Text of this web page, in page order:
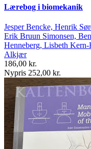
Lærebog i biomekanik
Jesper Bencke, Henrik
Erik Bruun Simonsen,
Henneberg, Lisbeth
Alkjær
186,00 kr.
Nypris 252,00 kr.